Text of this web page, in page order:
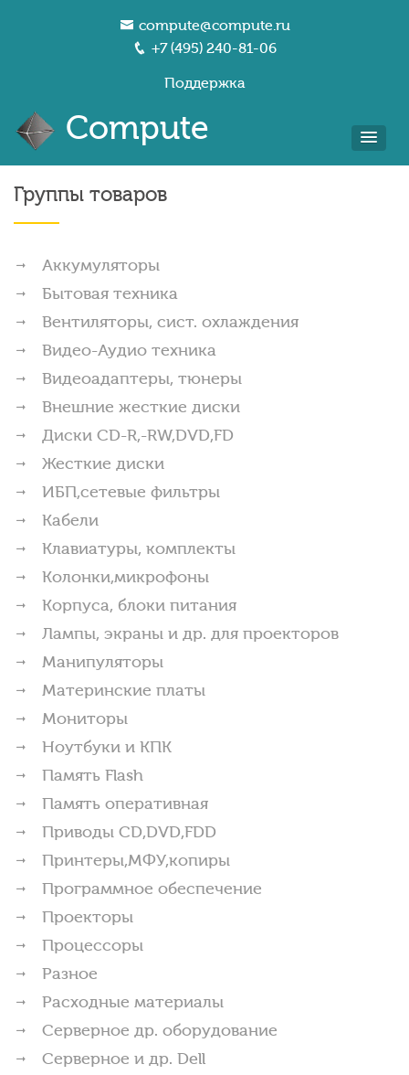
compute@compute.ru
+7 (495) 240-81-06
Поддержка
Compute
Группы товаров
Аккумуляторы
Бытовая техника
Вентиляторы, сист. охлаждения
Видео-Аудио техника
Видеоадаптеры, тюнеры
Внешние жесткие диски
Диски CD-R,-RW,DVD,FD
Жесткие диски
ИБП,сетевые фильтры
Кабели
Клавиатуры, комплекты
Колонки,микрофоны
Корпуса, блоки питания
Лампы, экраны и др. для проекторов
Манипуляторы
Материнские платы
Мониторы
Ноутбуки и КПК
Память Flash
Память оперативная
Приводы CD,DVD,FDD
Принтеры,МФУ,копиры
Программное обеспечение
Проекторы
Процессоры
Разное
Расходные материалы
Серверное др. оборудование
Серверное и др. Dell